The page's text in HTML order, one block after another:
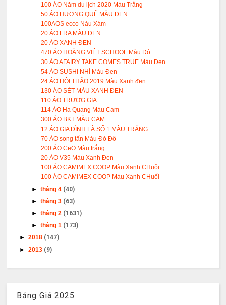
100 ÁO Năm du lịch 2020 Màu Trắng
50 ÁO HƯƠNG QUÊ MÀU ĐEN
100AOS ecco Nàu Xám
20 ÁO FRA MÀU ĐEN
20 ÁO XANH ĐEN
470 ÁO HOÀNG VIỆT SCHOOL Màu Đỏ
30 ÁO AFAIRY TAKE COMES TRUE Màu Đen
54 ÁO SUSHI NHÍ Màu Đen
24 ÁO HỘI THẢO 2019 Màu Xanh đen
130 ÁO SÉT MÀU XANH ĐEN
110 ÁO TRƯƠG GIA
114 ÁO Ha Quang Màu Cam
300 ÁO BKT MÀU CAM
12 ÁO GIA ĐÌNH LÀ SỐ 1 MÀU TRẮNG
70 ÁO song tấn Màu Đỏ Đô
200 ÁO CeO Màu trắng
20 ÁO V35 Màu Xanh Đen
100 ÁO CAMIMEX COOP Màu Xanh CHuối
100 ÁO CAMIMEX COOP Màu Xanh CHuối
►tháng 4 (40)
►tháng 3 (63)
►tháng 2 (1631)
►tháng 1 (173)
►2018 (147)
►2013 (9)
Bảng Giá 2025